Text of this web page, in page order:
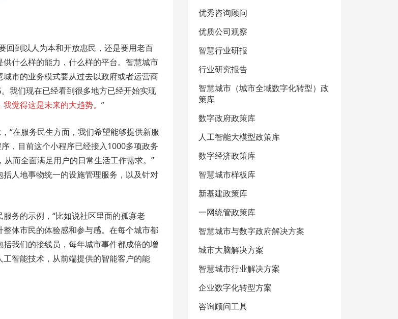
回到以人为本和开放惠民，还是要用老百
什么样的能力，什么样的平台。智慧城市
市的业务模式要从过去以政府或者运营商
我们现在已经看到很多地方已经开始实现
觉得这是未来的大趋势。 ”
“在服务民生方面，我们希望能够提供新服
，目前这个小程序已经接入1000多项政务
而全面满足用户的日常生活工作需求。”
人地事物统一的设施管理服务，以及针对
务的示例，“比如说社区里面的孤寡老
体市民的体验感和参与感。在每个城市都
我们的接线员，每年城市事件都成倍的增
智能技术，从前端提供的智能客户的能
优秀咨询顾问
优质公司观察
智慧行业研报
行业研究报告
智慧城市（城市全域数字化转型）政
策库
数字政府政策库
人工智能大模型政策库
数字经济政策库
智慧城市样板库
新基建政策库
一网统管政策库
智慧城市与数字政府解决方案
城市大脑解决方案
智慧城市行业解决方案
企业数字化转型方案
咨询顾问工具